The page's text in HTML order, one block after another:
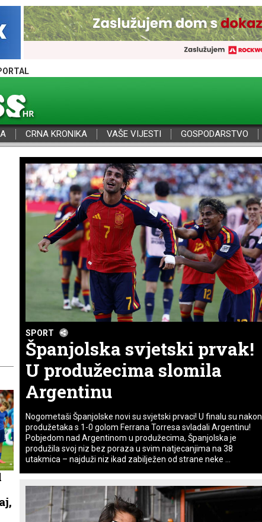
CRNA KRONIKA VAŠE VIJESTI GOSPODARSTVO
SPORT
Španjolska svjetski prvak!
U produžecima slomila
Argentinu
Nogometaši Španjolske novi su svjetski prvaci! U finalu su nakon
produžetaka s 1-0 golom Ferrana Torresa svladali Argentinu!
Pobjedom nad Argentinom u produžecima, Španjolska je
produžila svoj niz bez poraza u svim natjecanjima na 38
utakmica – najduži niz ikad zabilježen od strane neke ...